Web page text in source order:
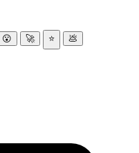
😮 🚀 ⭐ 💩